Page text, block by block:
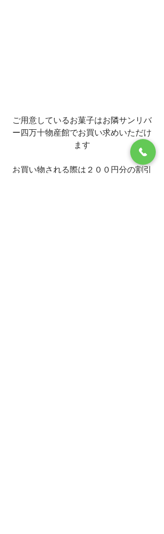
ご用意しているお菓子はお隣サンリバ
ー四万十物産館でお買い求めいただけ
ます
お買い物される際は２００円分の割引